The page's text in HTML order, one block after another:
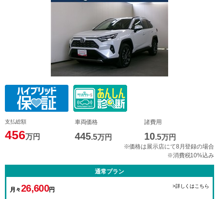
支払総額
456万円
車両価格
445.5万円
諸費用
10.5万円
※価格は展示店にて8月登録の場合
※消費税10%込み
通常プラン
月々26,600円
>詳しくはこちら